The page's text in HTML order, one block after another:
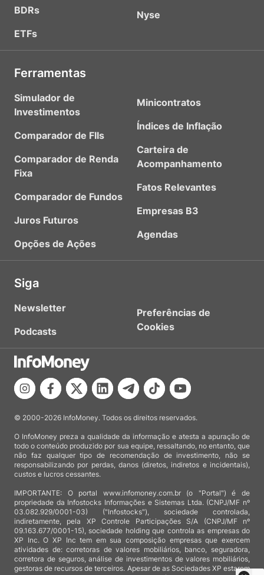
BDRs
ETFs
Nyse
Ferramentas
Simulador de
Investimentos
Comparador de FIIs
Comparador de Renda
Fixa
Comparador de Fundos
Juros Futuros
Opções de Ações
Minicontratos
Índices de Inflação
Carteira de
Acompanhamento
Fatos Relevantes
Empresas B3
Agendas
Siga
Newsletter
Podcasts
Preferências de
Cookies
© 2000-2026 InfoMoney. Todos os direitos reservados.
O InfoMoney preza a qualidade da informação e atesta a apuração de
todo o conteúdo produzido por sua equipe, ressaltando, no entanto, que
não faz qualquer tipo de recomendação de investimento, não se
responsabilizando por perdas, danos (diretos, indiretos e incidentais),
custos e lucros cessantes.
IMPORTANTE: O portal www.infomoney.com.br (o "Portal") é de
propriedade da Infostocks Informações e Sistemas Ltda. (CNPJ/MF nº
03.082.929/0001-03) ("Infostocks"), sociedade controlada,
indiretamente, pela XP Controle Participações S/A (CNPJ/MF nº
09.163.677/0001-15), sociedade holding que controla as empresas do
XP Inc. O XP Inc tem em sua composição empresas que exercem
atividades de: corretoras de valores mobiliários, banco, seguradora,
corretora de seguros, análise de investimentos de valores mobiliários,
gestoras de recursos de terceiros. Apesar de as Sociedades XP estarem